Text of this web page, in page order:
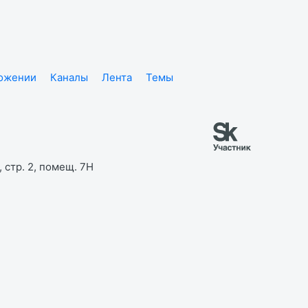
Каналы Лента
Темы
стр. 2, помещ. 7Н